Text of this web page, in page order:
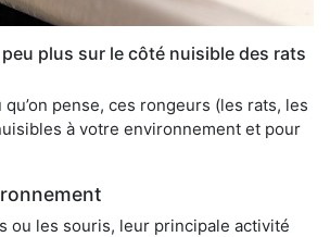
plus sur le côté nuisible des rats
qu’on pense, ces rongeurs (les rats, les
à votre environnement et pour
ou les souris, leur principale activité